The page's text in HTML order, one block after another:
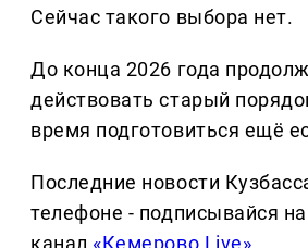
Сейчас такого выбора нет.
До конца 2026 года
действовать старый
время подготовиться ещё
Последние новости
телефоне - подписывайся
канал «Кемерово Live»